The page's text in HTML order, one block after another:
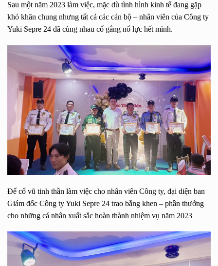
Sau một năm 2023 làm việc, mặc dù tình hình kinh tế đang gặp
khó khăn chung nhưng tất cả các cán bộ – nhân viên của Công ty
Yuki Sepre 24 đã cùng nhau cố gắng nổ lực hết mình.
Để cổ vũ tinh thần làm việc cho nhân viên Công ty, đại diện ban
Giám đốc Công ty Yuki Sepre 24 trao bằng khen – phần thưởng
cho những cá nhân xuất sắc hoàn thành nhiệm vụ năm 2023